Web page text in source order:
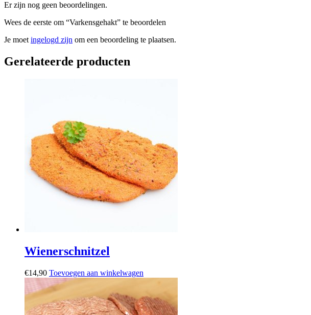
Er zijn nog geen beoordelingen.
Wees de eerste om “Varkensgehakt” te beoordelen
Je moetingelogd zijn om een beoordeling te plaatsen.
Gerelateerde producten
Wienerschnitzel
€14,90 Toevoegen aan winkelwagen